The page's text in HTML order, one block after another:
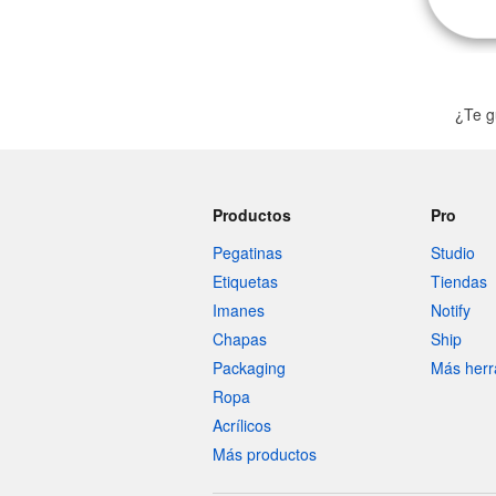
¿Te
Productos
Pegatinas
Etiquetas
Imanes
Chapas
Packaging
Ropa
Acrílicos
Más productos
Pro
Studio
Tiendas
Notify
Ship
Más